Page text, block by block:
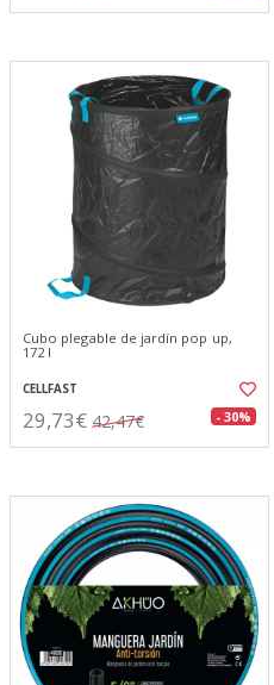
Cubo plegable de jardín pop up,
172 l
CELLFAST
29,73€ 42,47€ - 30%